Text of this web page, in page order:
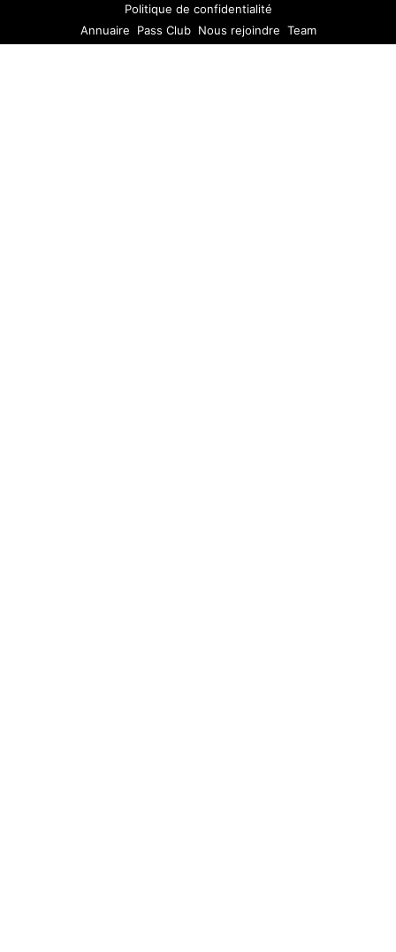
Politique de confidentialité
Annuaire
Pass Club Nous rejoindre Team